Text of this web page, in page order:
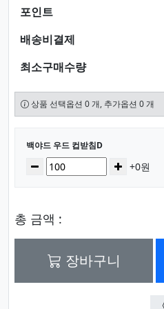
포인트
배송비결제
최소구매수량
상품 선택옵션 0 개, 추가옵션 0 개
선택된 옵션
백야드 우드 컵받침D
수량감소 증가+0원
총 금액 :
장바구니